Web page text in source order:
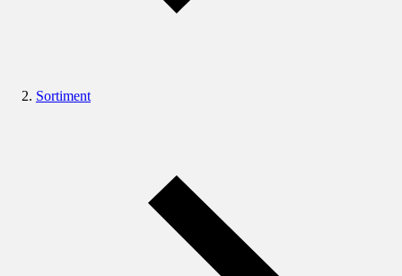
Sortiment